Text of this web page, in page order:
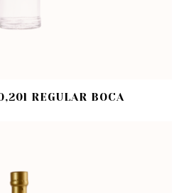
REGULAR BOCA